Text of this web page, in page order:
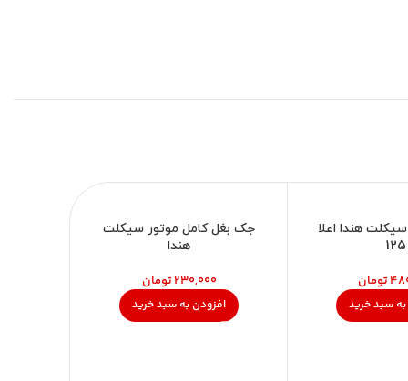
هندا اعلا
125
تومان
سبد خرید
جک بغل کامل موتور سیکلت
هندا
تومان
افزودن به سبد خرید